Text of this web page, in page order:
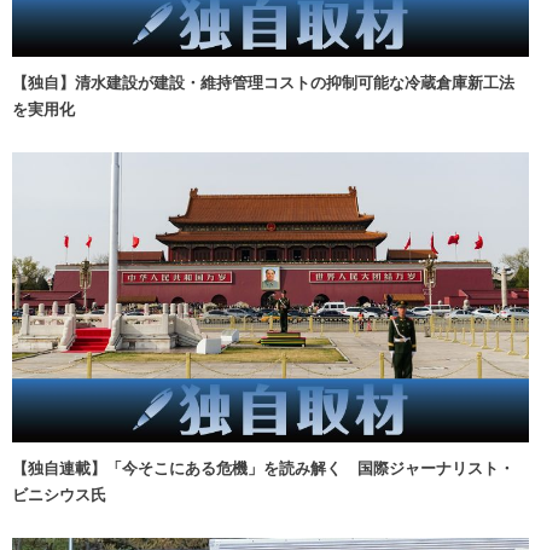
【独自】清水建設が建設・維持管理コストの抑制可能な冷蔵倉庫新工法
を実用化
【独自連載】「今そこにある危機」を読み解く 国際ジャーナリスト・
ビニシウス氏